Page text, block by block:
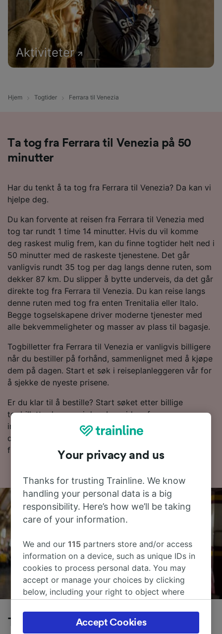
Aktiviteter
Hjem Togtider Ferrara til Venezia
Ta tog fra Ferrara til Venezia på 50
minutter
Har du tenkt å ta tog fra Ferrara til Venezia? Da kan vi
hjelpe deg.
Du kan forvente at reisen fra Ferrara til Venezia med
tog tar rundt 1 time 14 minutter. Hvis du vil komme
deg raskest mulig frem, kan du finne togtider helt ned i
50 minutter med de raskeste tjenestene. Det går
vanligvis rundt 35 tog per dag langs denne ruten, som
dekker 87 km. Du slipper å bytte underveis, da det går
direkte tog fra Ferrara til Venezia. Du kan reise langs
denne ruten med tog fra enten Trenitalia eller Italo.
Begge togselskapene driver moderne tjenester med
alle bekvemmeligheter og masser av plass til bagasje.
Togbilletter fra Ferrara til Venezia er vanligvis billigere
når du bestiller på forhånd, sammenlignet med å kjøpe
dem på dagen. Start et søk i reiseplanleggeren vår for
å sjekke de nyeste prisene.
Er du klar til å bestille? Start søket etter billige
togbilletter hos oss i dag. Les videre for mer
informasjon, inkludert rutetabellen vår, der du kan se
dagens første og siste tog, samt tips om hvor du
finner togbilletter til en lav pris.
Tog fra Ferrara til Venezia
Your privacy and us
Thanks for trusting Trainline. We know
handling your personal data is a big
responsibility. Here’s how we’ll be taking
care of your information.
We and our115 partners store and/or access
information on a device, such as unique IDs in
cookies to process personal data. You may
accept or manage your choices by clicking
below, including your right to object where
the privacy policy page. These choices will be
signaled to our partners and will not affect
Accept Cookies